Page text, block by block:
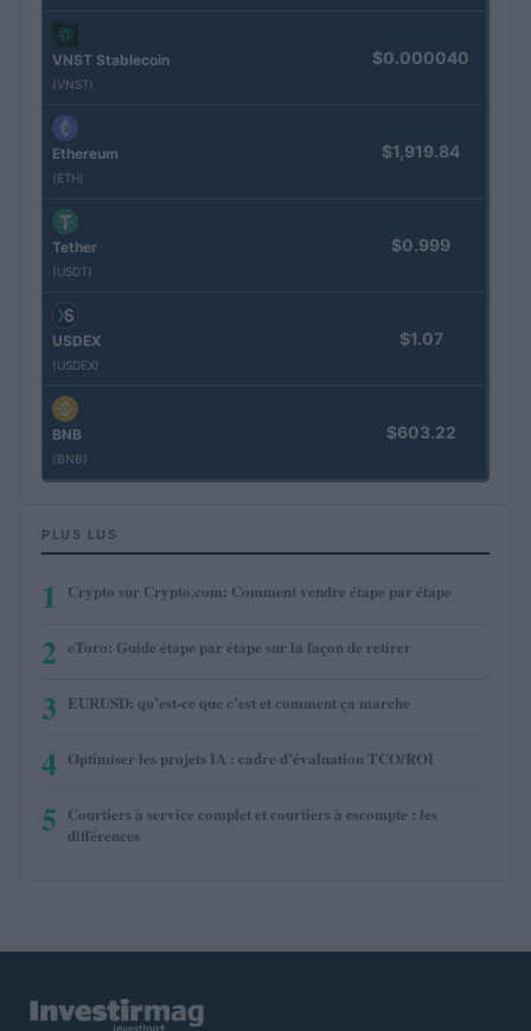
VNST Stablecoin
(VNST)
$0.000040
Ethereum
(ETH)
$1,919.84
Tether
(USDT)
$0.999
USDEX
(USDEX)
$1.07
BNB
(BNB)
$603.22
PLUS LUS
1 Crypto sur Crypto.com: Comment vendre étape par étape
2 eToro: Guide étape par étape sur la façon de retirer
3 EURUSD: qu’est-ce que c’est et comment ça marche
4 Optimiser les projets IA : cadre d’évaluation TCO/ROI
5 Courtiers à service complet et courtiers à escompte : les
différences